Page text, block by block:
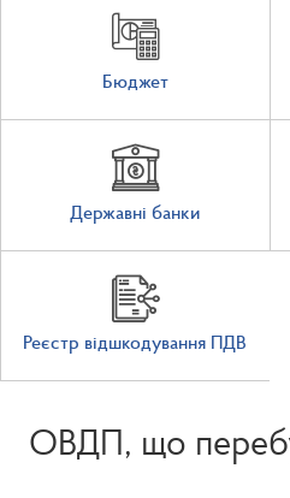
Бюджет
Державні банки
Реєстр відшкодування ПДВ
ОВДП, що